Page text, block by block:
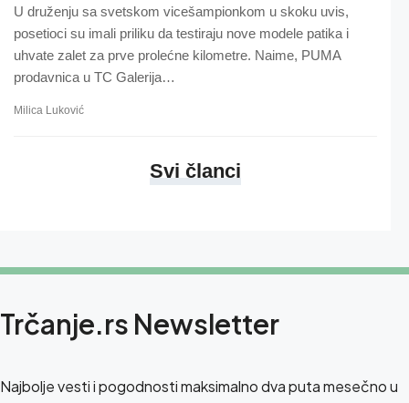
U druženju sa svetskom vicešampionkom u skoku uvis,
posetioci su imali priliku da testiraju nove modele patika i
uhvate zalet za prve prolećne kilometre. Naime, PUMA
prodavnica u TC Galerija…
Milica Luković
Svi članci
Trčanje.rs Newsletter
Najbolje vesti i pogodnosti maksimalno dva puta mesečno u